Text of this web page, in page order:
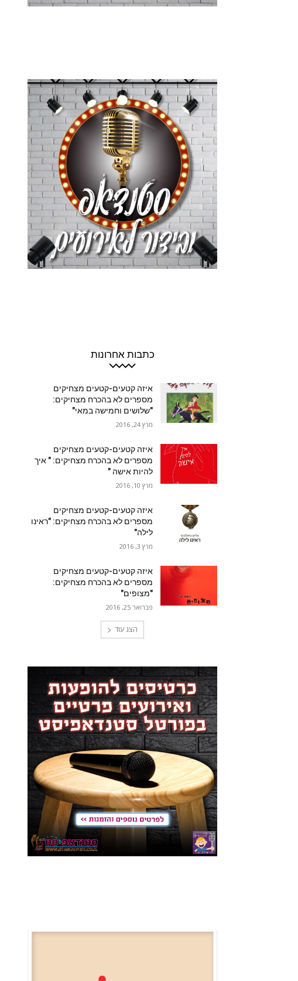
כתבות אחרונות
איזה קטעים-קטעים מצחיקים
מספרים לא בהכרח מצחיקים:
"שלושים וחמישה במאי"
מרץ 24, 2016
איזה קטעים-קטעים מצחיקים
מספרים לא בהכרח מצחיקים: " איך
להיות אישה "
מרץ 10, 2016
איזה קטעים-קטעים מצחיקים
מספרים לא בהכרח מצחיקים: "ראינו
לילה"
מרץ 3, 2016
איזה קטעים-קטעים מצחיקים
מספרים לא בהכרח מצחיקים:
"מצופים"
פברואר 25, 2016
הצג עוד